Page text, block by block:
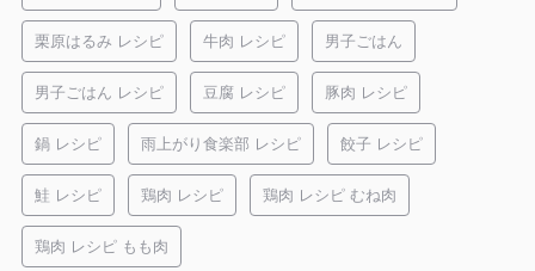
栗原はるみ レシピ 牛肉 レシピ 男子ごはん
男子ごはん レシピ 豆腐 レシピ 豚肉 レシピ
鍋 レシピ 雨上がり食楽部 レシピ 餃子 レシピ
鮭 レシピ 鶏肉 レシピ 鶏肉 レシピ むね肉
鶏肉 レシピ もも肉